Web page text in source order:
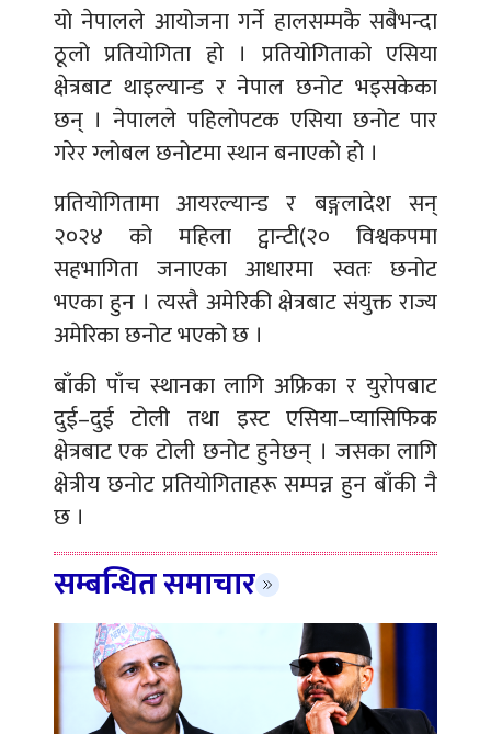
यो नेपालले आयोजना गर्ने हालसम्मकै सबैभन्दा
ठूलो प्रतियोगिता हो । प्रतियोगिताको एसिया
क्षेत्रबाट थाइल्यान्ड र नेपाल छनोट भइसकेका
छन् । नेपालले पहिलोपटक एसिया छनोट पार
गरेर ग्लोबल छनोटमा स्थान बनाएको हो ।
प्रतियोगितामा आयरल्यान्ड र बङ्गलादेश सन्
२०२४ को महिला ट्वान्टी(२० विश्वकपमा
सहभागिता जनाएका आधारमा स्वतः छनोट
भएका हुन । त्यस्तै अमेरिकी क्षेत्रबाट संयुक्त राज्य
अमेरिका छनोट भएको छ ।
बाँकी पाँच स्थानका लागि अफ्रिका र युरोपबाट
दुई–दुई टोली तथा इस्ट एसिया–प्यासिफिक
क्षेत्रबाट एक टोली छनोट हुनेछन् । जसका लागि
क्षेत्रीय छनोट प्रतियोगिताहरू सम्पन्न हुन बाँकी नै
छ ।
सम्बन्धित समाचार